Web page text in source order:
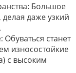
Большое
делая даже узкий
станет
износостойкие
с высоким